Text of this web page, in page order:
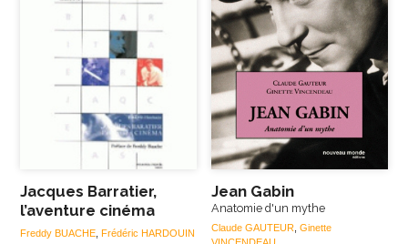
Jacques Barratier,
l’aventure cinéma
Freddy BUACHE Frédéric HARDOUIN
Jean Gabin
Anatomie d'un mythe
Claude GAUTEUR ,Ginette